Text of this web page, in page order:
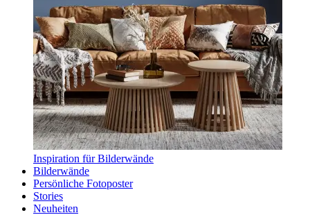
Inspiration für Bilderwände
Bilderwände
Persönliche Fotoposter
Stories
Neuheiten